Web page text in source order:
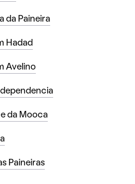
da Paineira
Hadad
Avelino
da Mooca
Paineiras